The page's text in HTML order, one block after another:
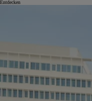
Entdecken